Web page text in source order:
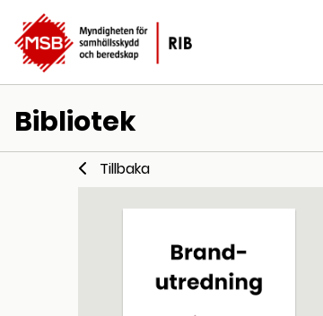
Bibliotek
Tillbaka